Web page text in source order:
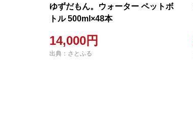
ゆずだもん。ウォーター ペットボ
トル 500ml×48本
14,000円
出典：さとふる